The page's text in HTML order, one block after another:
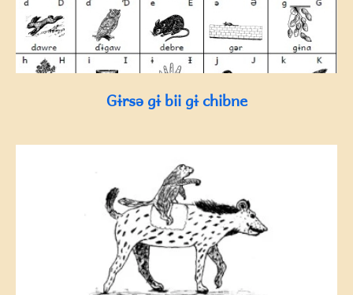
Gɨrsə gɨ bii gɨ chibne